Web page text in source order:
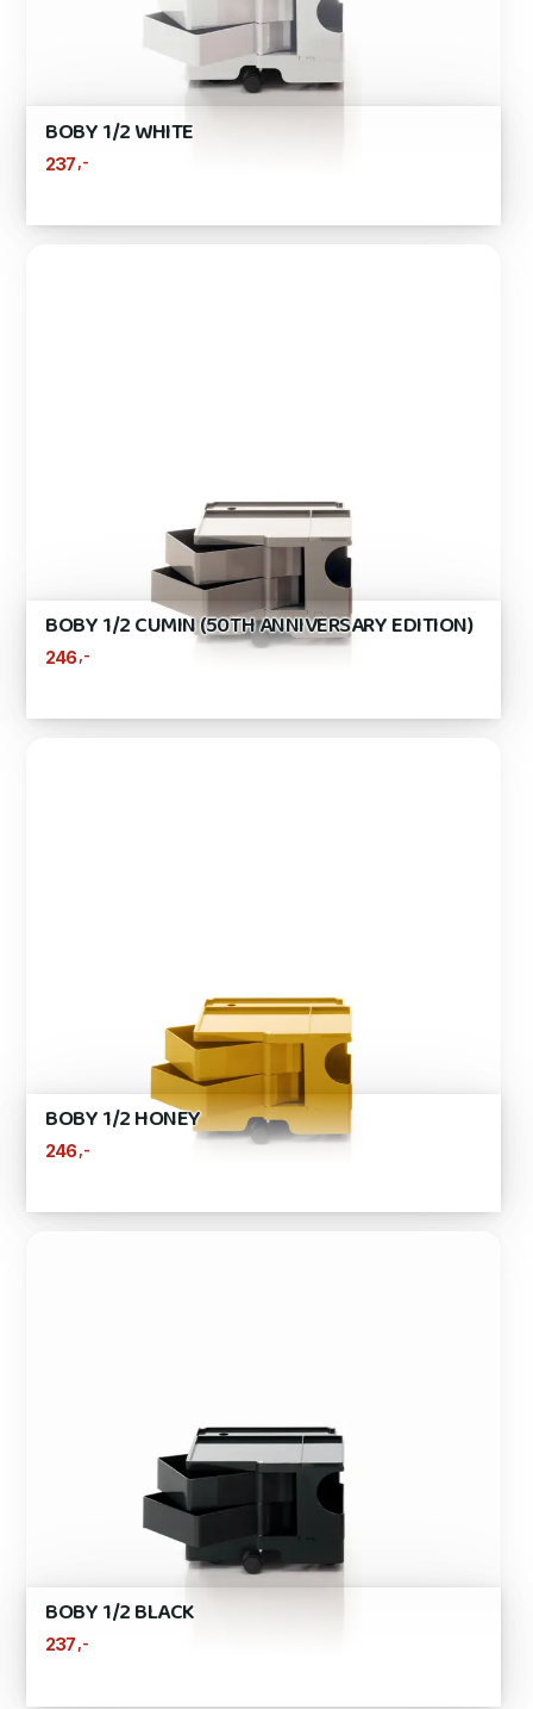
BOBY 1/2 WHITE
237 ,-
BOBY 1/2 CUMIN (50TH ANNIVERSARY EDITION)
246,-
BOBY 1/2 HONEY
246 ,-
BOBY 1/2 BLACK
237 ,-